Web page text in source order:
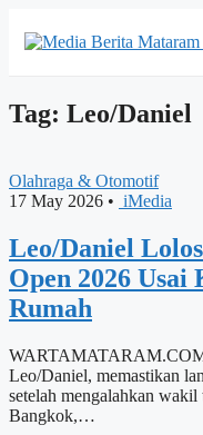
Tag: Leo/Daniel
Olahraga & Otomotif
17 May 2026 • iMedia
Leo/Daniel
Open 2026
Rumah
WARTAMATARAM.COM
Leo/Daniel, memastikan
setelah mengalahkan
Bangkok,…